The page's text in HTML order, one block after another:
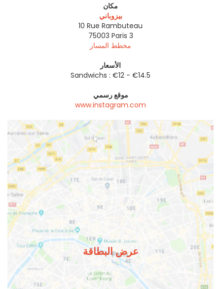
مكان
بيزوباني
10 Rue Rambuteau
75003 Paris 3
مخطط المسار
الأسعار
Sandwichs : €12 - €14.5
موقع رسمي
www.instagram.com
عرض البطاقة